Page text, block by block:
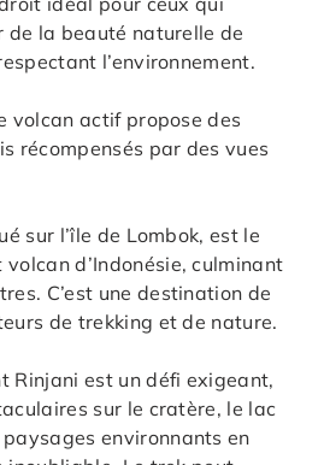
de la beauté naturelle de
l’environnement.
volcan actif propose des
récompensés par des vues
sur l’île de Lombok, est le
d’Indonésie, culminant
C’est une destination de
de trekking et de nature.
Rinjani est un défi exigeant,
sur le cratère, le lac
environnants en